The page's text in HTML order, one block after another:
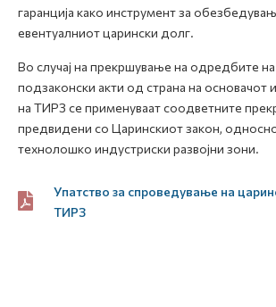
гаранција како инструмент за
евентуалниот царински долг.
Во случај на прекршување на одредбите на
подзаконски акти од страна на основачот
на ТИРЗ се применуваат соодветните
предвидени со Царинскиот закон,
технолошко индустриски развојни зони.
Упатство за спроведување на
ТИРЗ